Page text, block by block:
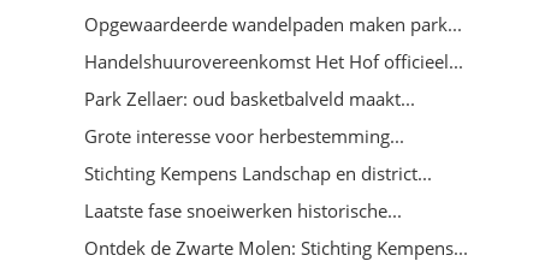
Opgewaardeerde wandelpaden maken park...
Handelshuurovereenkomst Het Hof officieel...
Park Zellaer: oud basketbalveld maakt...
Grote interesse voor herbestemming...
Stichting Kempens Landschap en district...
Laatste fase snoeiwerken historische...
Ontdek de Zwarte Molen: Stichting Kempens...